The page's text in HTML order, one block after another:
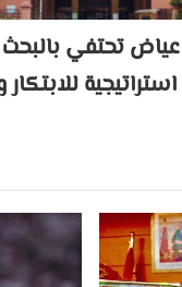
تحتفي
للابتكار